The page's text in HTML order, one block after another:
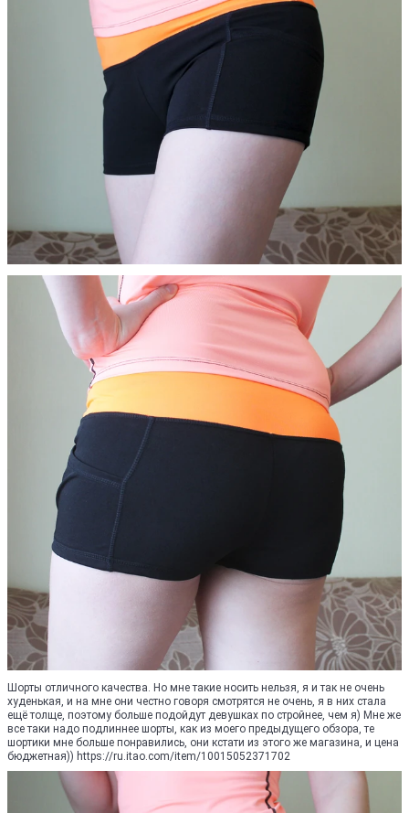
Шорты отличного качества. Но мне такие носить нельзя, я и так не очень
худенькая, и на мне они честно говоря смотрятся не очень, я в них стала
ещё толще, поэтому больше подойдут девушках по стройнее, чем я) Мне же
все таки надо подлиннее шорты, как из моего предыдущего обзора, те
шортики мне больше понравились, они кстати из этого же магазина, и цена
бюджетная)) https://ru.itao.com/item/10015052371702